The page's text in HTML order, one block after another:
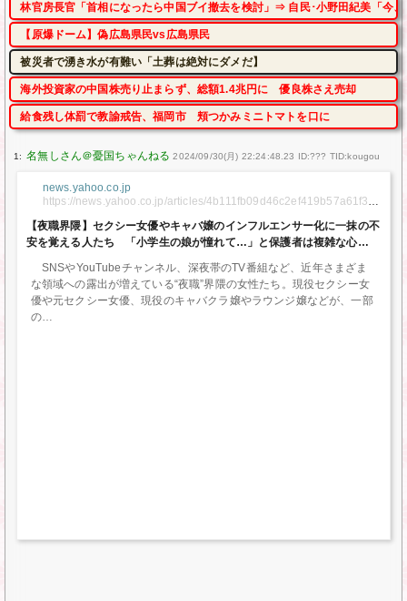
林官房長官「首相になったら中国ブイ撤去を検討」⇒ 自民･小野田紀美「今
【原爆ドーム】偽広島県民vs広島県民
被災者で湧き水が有難い「土葬は絶対にダメだ】
海外投資家の中国株売り止まらず、総額1.4兆円に 優良株さえ売却
給食残し体罰で教諭戒告、福岡市 頬つかみミニトマトを口に
1: 2024/09/30(月) 22:24:48.23 ID:??? TID:kougou
news.yahoo.co.jp
https://news.yahoo.co.jp/articles/4b111fb09d46c2ef419b57a61f32
【夜職界隈】セクシー女優やキャバ嬢のインフルエンサー化に一抹の不
安を覚える人たち 「小学生の娘が憧れて…」と保護者は複雑な心境
SNSやYouTubeチャンネル、深夜帯のTV番組など、近年さまざま
な領域への露出が増えている“夜職”界隈の女性たち。現役セクシー女
優や元セクシー女優、現役のキャバクラ嬢やラウンジ嬢などが、一部
の